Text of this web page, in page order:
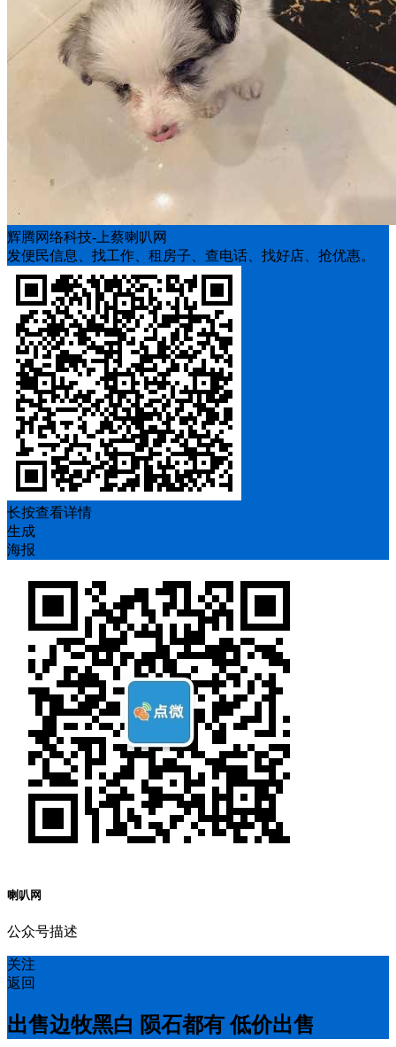
辉腾网络科技-上蔡喇叭网
发便民信息、找工作、租房子、查电话、找好店、抢优惠。
长按查看详情
生成
海报
喇叭网
公众号描述
关注
返回
出售边牧黑白 陨石都有 低价出售